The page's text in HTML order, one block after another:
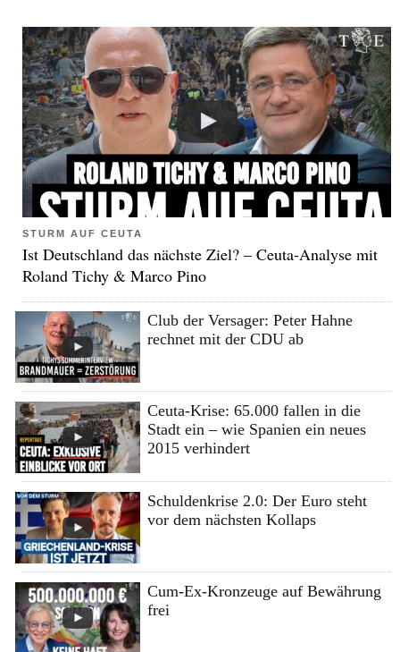
STURM AUF CEUTA
Ist Deutschland das nächste Ziel? – Ceuta-Analyse mit
Roland Tichy & Marco Pino
Club der Versager: Peter Hahne
rechnet mit der CDU ab
Ceuta-Krise: 65.000 fallen in die
Stadt ein – wie Spanien ein neues
2015 verhindert
Schuldenkrise 2.0: Der Euro steht
vor dem nächsten Kollaps
Cum-Ex-Kronzeuge auf Bewährung
frei